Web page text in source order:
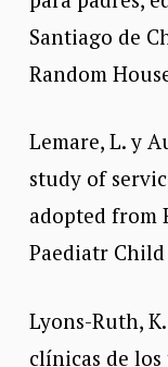
Santiago de
Random
Lemare, L. y
study of
adopted from
Paediatr Child
Lyons-Ruth,
clínicas de